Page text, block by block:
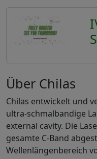
Über Chilas
Chilas entwickelt und
ultra-schmalbandige
external cavity. Die
gesamte C-Band
Wellenlängenbereich